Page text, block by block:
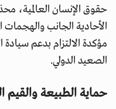
حقوق الإنسان العالمية،
الأحادية الجانب والهجمات
مؤكدة الالتزام بدعم سيادة
الصعيد الدولي.
حماية الطبيعة والقيم